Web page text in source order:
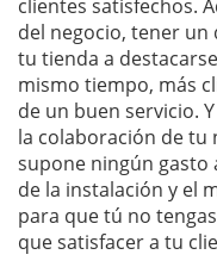
clientes satisfechos.
del negocio, tener un
tu tienda a
mismo tiempo, más
de un buen servicio.
la colaboración de tu
supone ningún gasto
de la instalación y el
para que tú no
que satisfacer a tu